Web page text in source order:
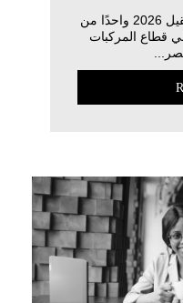
يُعد معرض الأهرام للنقل الثقيل 2026 واحدًا من
قطاع المركبات